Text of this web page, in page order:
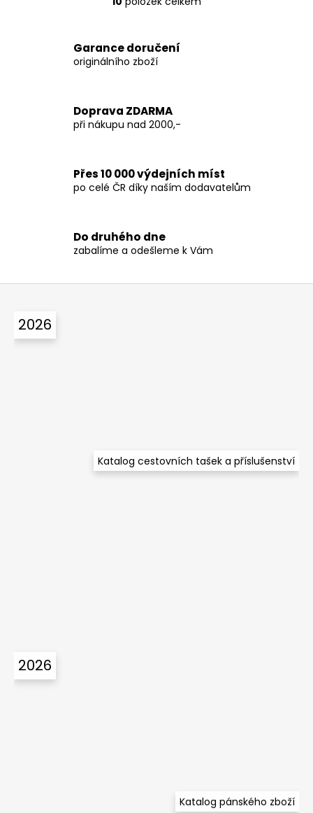
O
l
á
d
í
p
k
y
p
i
u
Garance doručení
originálního zboží
Doprava ZDARMA
při nákupu nad 2000,-
Přes 10 000 výdejních míst
po celé ČR díky naším dodavatelům
Do druhého dne
zabalíme a odešleme k Vám
Z
2026
Katalog cestovních tašek a příslušenství
2026
Katalog pánského zboží